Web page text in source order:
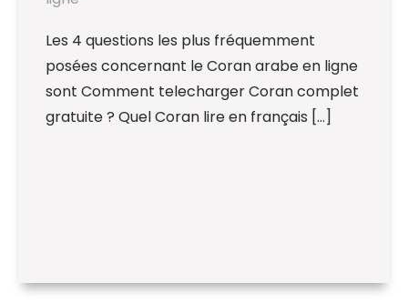
Les 4 questions les plus fréquemment
posées concernant le Coran arabe en ligne
sont Comment telecharger Coran complet
gratuite ? Quel Coran lire en français […]